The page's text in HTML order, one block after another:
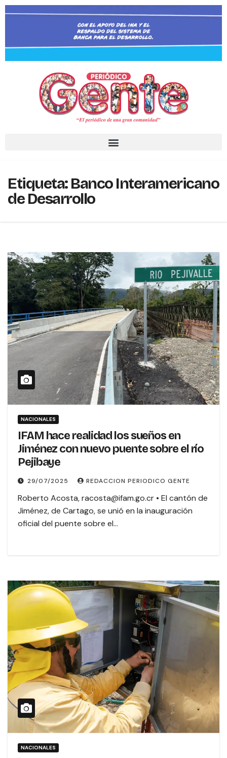
Etiqueta:Banco Interamericano
de Desarrollo
NACIONALES
IFAM hace realidad los sueños en
Jiménez con nuevo puente sobre el río
Pejibaye
29/07/2025 REDACCION PERIODICO GENTE
Roberto Acosta, racosta@ifam.go.cr • El cantón de
Jiménez, de Cartago, se unió en la inauguración
oficial del puente sobre el…
NACIONALES